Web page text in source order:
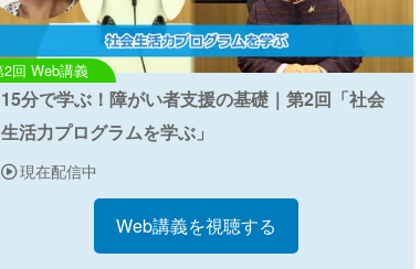
Web講義
15分で学ぶ！障がい者支援の基礎｜第2回「社会
生活力プログラムを学ぶ」
現在配信中
Web講義を視聴する